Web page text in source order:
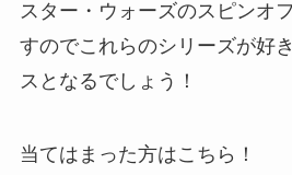
スター・ウォーズのスピンオ
すのでこれらのシリーズが好
スとなるでしょう！
当てはまった方はこちら！